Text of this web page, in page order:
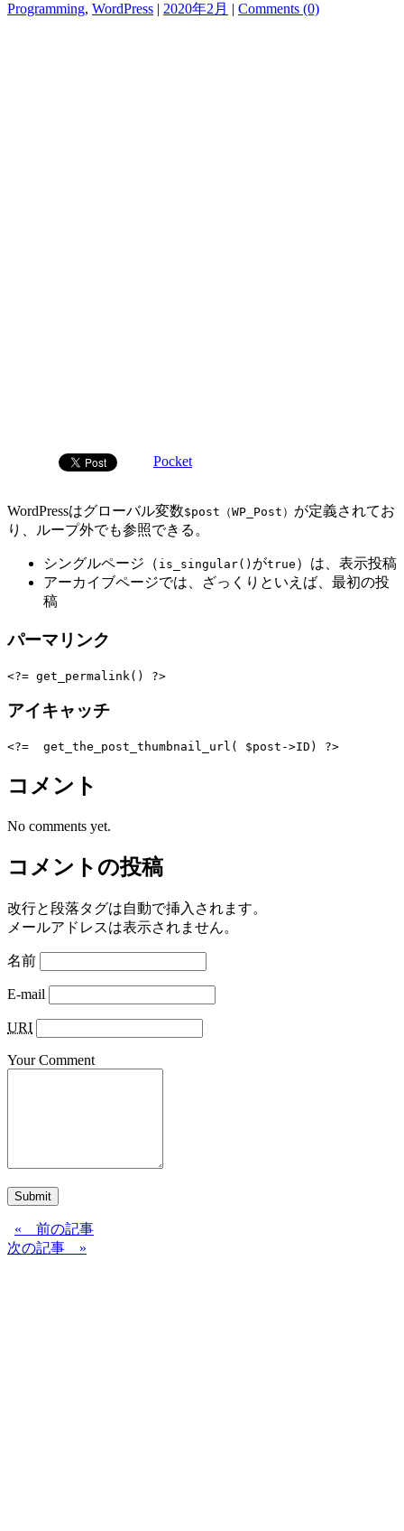
Programming, WordPress | 2020年2月 | Comments (0)
Pocket
WordPressはグローバル変数$post（WP_Post） が定義されてお
り、ループ外でも参照できる。
シングルページ（ is_singular() がtrue ）は、表示投稿
アーカイブページでは、ざっくりといえば、最初の投
稿
パーマリンク
アイキャッチ
コメント
No comments yet.
コメントの投稿
改行と段落タグは自動で挿入されます。
メールアドレスは表示されません。
名前
E-mail
URI
Your Comment
Submit
« 前の記事
次の記事 »